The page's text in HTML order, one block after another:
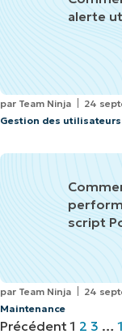
alerte
par Team Ninja
24
Gestion des utilisateurs
script
par Team Ninja
24
Maintenance
Précédent 1 2 3 …